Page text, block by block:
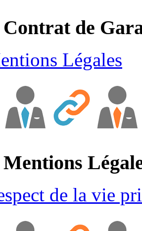
Contrat de
Légales
Mentions
de la vie